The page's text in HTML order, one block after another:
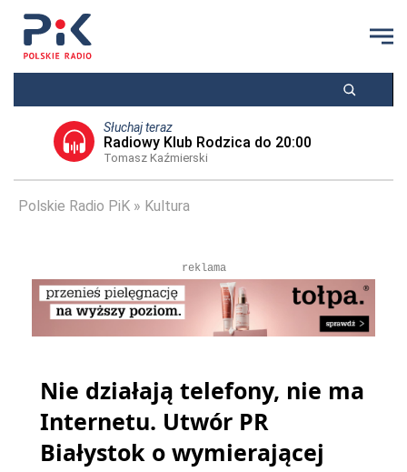
Słuchaj teraz
Radiowy Klub Rodzica do 20:00
Tomasz Kaźmierski
Polskie Radio PiK Kultura
reklama
Nie działają telefony, nie ma
Internetu. Utwór PR
Białystok o wymierającej